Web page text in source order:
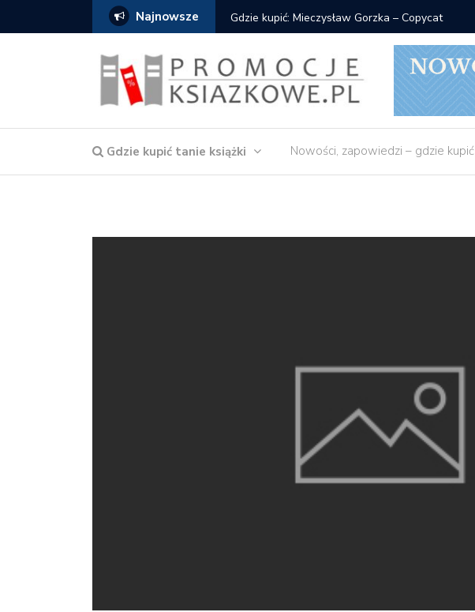
Najnowsze Gdzie kupić: Mieczysław Gorzka – Copycat
Gdzie kupić tanie książki Nowości, zapowiedzi – gdzie kupić